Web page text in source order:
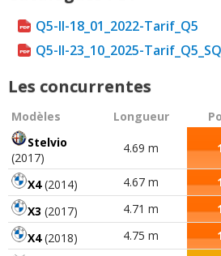
Q5-II-18_01_2022-Tarif_Q5
Q5-II-23_10_2025-
Les concurrentes
Modèles Longueur
Stelvio
(2017)
4.69 m
X4(2014) 4.67 m
X3 (2017) 4.71 m
X4(2018) 4.75 m